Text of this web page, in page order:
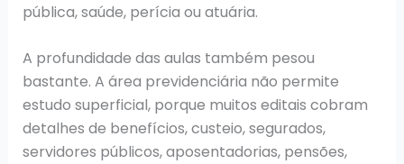
pública, saúde, perícia ou atuária.
A profundidade das aulas também pesou
bastante. A área previdenciária não permite
estudo superficial, porque muitos editais cobram
detalhes de benefícios, custeio, segurados,
servidores públicos, aposentadorias, pensões,